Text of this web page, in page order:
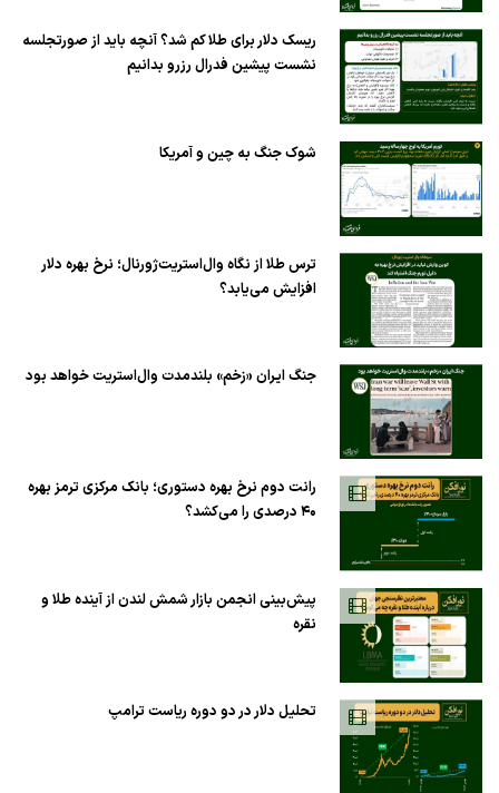
ریسک دلار برای طلا کم شد؟ آنچه باید از صورتجلسه
نشست پیشین فدرال رزرو بدانیم
شوک جنگ به چین و آمریکا
ترس طلا از نگاه وال‌استریت‌ژورنال؛ نرخ بهره دلار
افزایش می‌یابد؟
جنگ ایران «زخم» بلندمدت وال‌استریت خواهد بود
رانت دوم نرخ بهره دستوری؛ بانک مرکزی ترمز بهره
۴۰ درصدی را می‌کشد؟
پیش‌بینی انجمن بازار شمش لندن از آینده طلا و
نقره
تحلیل دلار در دو دوره ریاست ترامپ